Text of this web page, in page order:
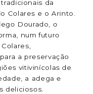
da
Colares e o Arinto.
Dourado, o
num futuro
a preservação
vitivinícolas de
a adega e
deliciosos.